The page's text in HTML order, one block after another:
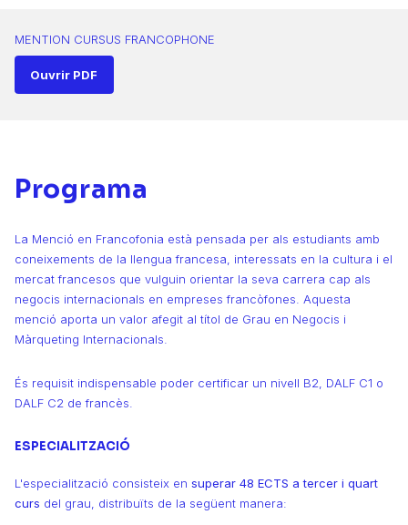
MENTION CURSUS FRANCOPHONE
Ouvrir PDF
Programa
La Menció en Francofonia està pensada per als estudiants amb
coneixements de la llengua francesa, interessats en la cultura i el
mercat francesos que vulguin orientar la seva carrera cap als
negocis internacionals en empreses francòfones. Aquesta
menció aporta un valor afegit al títol de Grau en Negocis i
Màrqueting Internacionals.
És requisit indispensable poder certificar un nivell B2, DALF C1 o
DALF C2 de francès.
ESPECIALITZACIÓ
L'especialització consisteix en superar 48 ECTS a tercer i quart
curs del grau, distribuïts de la següent manera: